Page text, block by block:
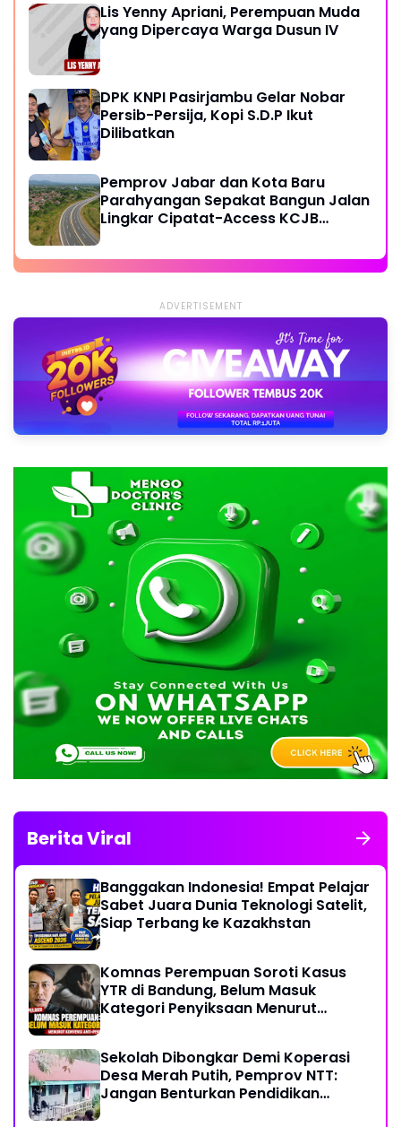
Lis Yenny Apriani, Perempuan Muda
yang Dipercaya Warga Dusun IV
DPK KNPI Pasirjambu Gelar Nobar
Persib-Persija, Kopi S.D.P Ikut
Dilibatkan
Pemprov Jabar dan Kota Baru
Parahyangan Sepakat Bangun Jalan
Lingkar Cipatat-Access KCJB
ADVERTISEMENT
Berita Viral
Banggakan Indonesia! Empat Pelajar
Sabet Juara Dunia Teknologi Satelit,
Siap Terbang ke Kazakhstan
Komnas Perempuan Soroti Kasus
YTR di Bandung, Belum Masuk
Kategori Penyiksaan Menurut
Sekolah Dibongkar Demi Koperasi
Desa Merah Putih, Pemprov NTT:
Jangan Benturkan Pendidikan